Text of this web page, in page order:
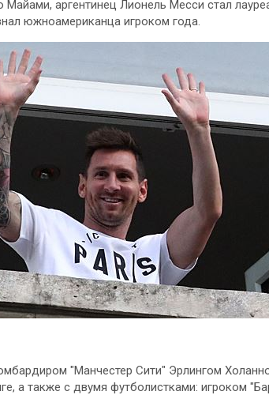
Майами, аргентинец Лионель Месси стал
южноамериканца игроком года.
"Манчестер Сити" Эрлингом
а также с двумя футболистками: игроком